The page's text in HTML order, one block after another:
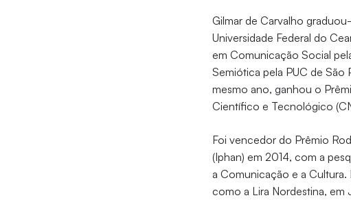
Gilmar de Carvalho
Universidade Federal do
em Comunicação Social
Semiótica pela PUC de São
mesmo ano, ganhou o
Científico e Tecnológico
Foi vencedor do Prêmio
(Iphan) em 2014, com a
a Comunicação e a Cultura.
como a Lira Nordestina, em